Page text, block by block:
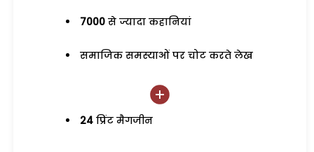
7000 से ज्यादा कहानियां
समाजिक समस्याओं पर चोट करते लेख
24 प्रिंट मैगजीन